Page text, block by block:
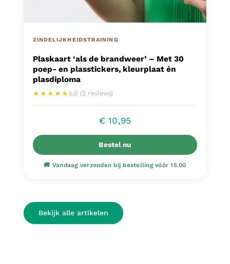
ZINDELIJKHEIDSTRAINING
Plaskaart ‘als de brandweer’ – Met 30
poep- en plasstickers, kleurplaat én
plasdiploma
★★★★★ 5,0 (2 reviews)
€ 10,95
Bestel nu
Bekijk alle artikelen